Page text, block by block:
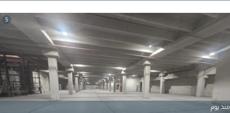
5
منذ يوم